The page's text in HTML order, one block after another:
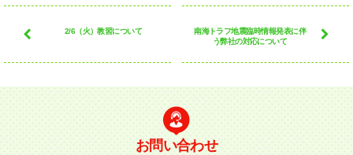
2/6（火）教習について
南海トラフ地震臨時情報発表に伴
う弊社の対応について
お問い合わせ